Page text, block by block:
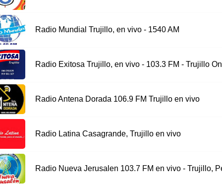
Radio Mundial Trujillo, en vivo - 1540 AM
Radio Exitosa Trujillo, en vivo - 103.3 FM - Trujillo
Radio Antena Dorada 106.9 FM Trujillo en vivo
Radio Latina Casagrande, Trujillo en vivo
Radio Nueva Jerusalen 103.7 FM en vivo - Trujillo,